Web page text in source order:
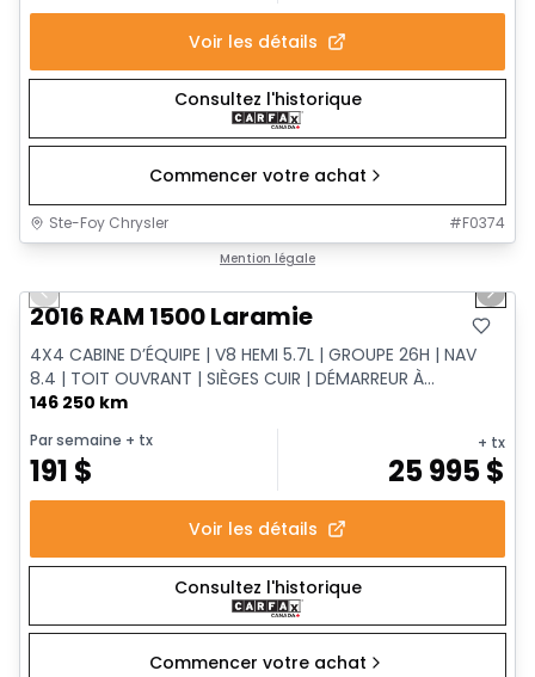
Voir les détails
Consultez l'historique
Commencer votre achat
Ste-Foy Chrysler #F0374
Mention légale
Previous slide Next
2016 RAM 1500 Laramie
4X4 CABINE D’ÉQUIPE | V8 HEMI 5.7L | GROUPE 26H | NAV
8.4 | TOIT OUVRANT | SIÈGES CUIR | DÉMARREUR À...
146 250 km
Par semaine + tx
191 $
+ tx
25 995$
Voir les détails
Consultez l'historique
Commencer votre achat